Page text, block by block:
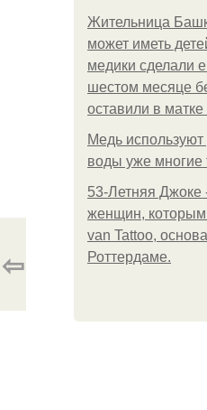
Жительница
может иметь
медики сделали
шестом месяце
оставили в матке
Медь
воды уже многие
53-Летняя Джоке
женщин,
van Tattoo,
Роттердаме.
⇦